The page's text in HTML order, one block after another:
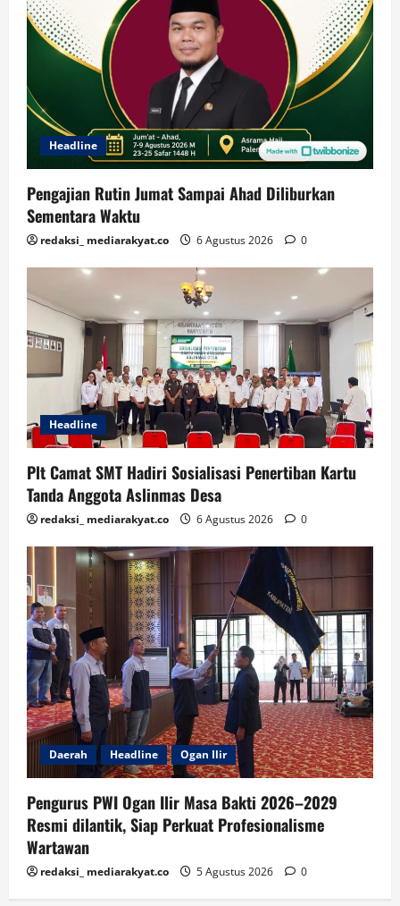
Headline
Pengajian Rutin Jumat Sampai Ahad Diliburkan
Sementara Waktu
redaksi_ mediarakyat.co 6 Agustus 2026 0
Headline
Plt Camat SMT Hadiri Sosialisasi Penertiban Kartu
Tanda Anggota Aslinmas Desa
redaksi_ mediarakyat.co 6 Agustus 2026 0
Daerah Headline Ogan Ilir
Pengurus PWI Ogan Ilir Masa Bakti 2026–2029
Resmi dilantik, Siap Perkuat Profesionalisme
Wartawan
redaksi_ mediarakyat.co 5 Agustus 2026 0